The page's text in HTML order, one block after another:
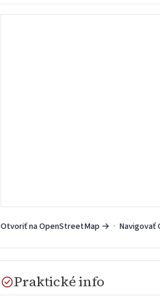
Otvoriť na OpenStreetMap → · Navigovať
Praktické info